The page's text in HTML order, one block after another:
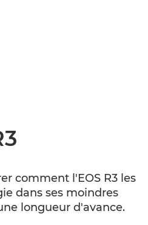
comment l'EOS R3 les
dans ses moindres
longueur d'avance.